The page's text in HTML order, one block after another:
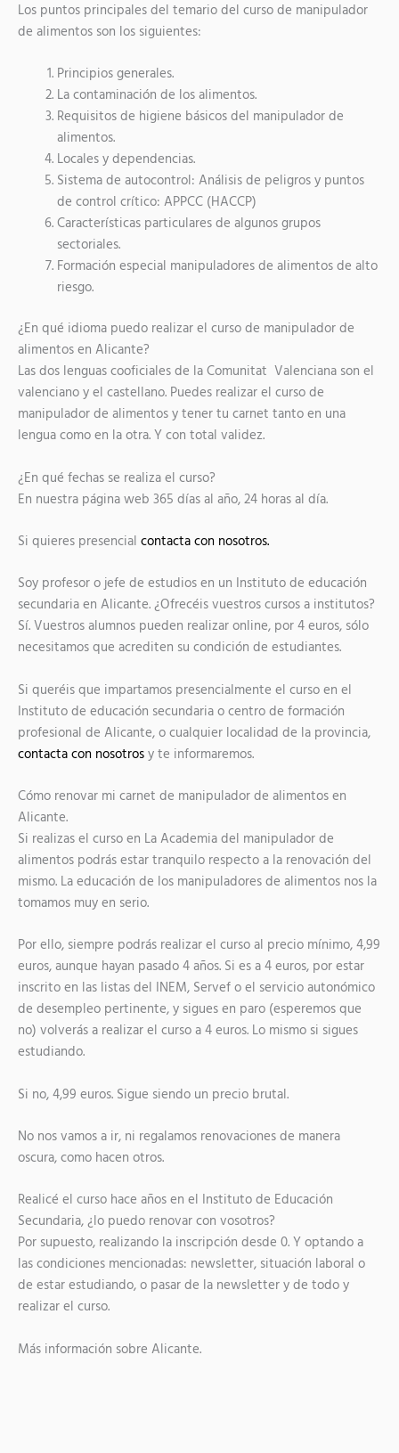
Los puntos principales del temario del curso de manipulador
de alimentos son los siguientes:
Principios generales.
La contaminación de los alimentos.
Requisitos de higiene básicos del manipulador de
alimentos.
Locales y dependencias.
Sistema de autocontrol: Análisis de peligros y puntos
de control crítico: APPCC (HACCP)
Características particulares de algunos grupos
sectoriales.
Formación especial manipuladores de alimentos de alto
riesgo.
¿En qué idioma puedo realizar el curso de manipulador de
alimentos en Alicante?
Las dos lenguas cooficiales de la Comunitat Valenciana son el
valenciano y el castellano. Puedes realizar el curso de
manipulador de alimentos y tener tu carnet tanto en una
lengua como en la otra. Y con total validez.
¿En qué fechas se realiza el curso?
En nuestra página web 365 días al año, 24 horas al día.
Si quieres presencial contacta con nosotros.
Soy profesor o jefe de estudios en un Instituto de educación
secundaria en Alicante. ¿Ofrecéis vuestros cursos a institutos?
Sí. Vuestros alumnos pueden realizar online, por 4 euros, sólo
necesitamos que acrediten su condición de estudiantes.
Si queréis que impartamos presencialmente el curso en el
Instituto de educación secundaria o centro de formación
profesional de Alicante, o cualquier localidad de la provincia,
contacta con nosotros y te informaremos.
Cómo renovar mi carnet de manipulador de alimentos en
Alicante.
Si realizas el curso en La Academia del manipulador de
alimentos podrás estar tranquilo respecto a la renovación del
mismo. La educación de los manipuladores de alimentos nos la
tomamos muy en serio.
Por ello, siempre podrás realizar el curso al precio mínimo, 4,99
euros, aunque hayan pasado 4 años. Si es a 4 euros, por estar
inscrito en las listas del INEM, Servef o el servicio autonómico
de desempleo pertinente, y sigues en paro (esperemos que
no) volverás a realizar el curso a 4 euros. Lo mismo si sigues
estudiando.
Si no, 4,99 euros. Sigue siendo un precio brutal.
No nos vamos a ir, ni regalamos renovaciones de manera
oscura, como hacen otros.
Realicé el curso hace años en el Instituto de Educación
Secundaria, ¿lo puedo renovar con vosotros?
Por supuesto, realizando la inscripción desde 0. Y optando a
las condiciones mencionadas: newsletter, situación laboral o
de estar estudiando, o pasar de la newsletter y de todo y
realizar el curso.
Más información sobre Alicante.